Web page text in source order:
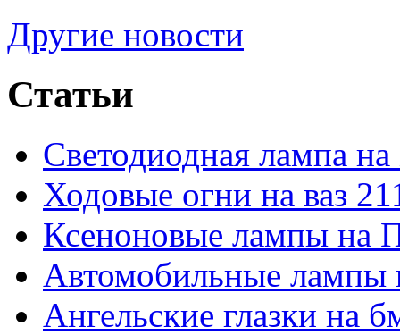
Другие новости
Статьи
Светодиодная лампа
Ходовые огни на ваз
Ксеноновые лампы на
Автомобильные лампы
Ангельские глазки на